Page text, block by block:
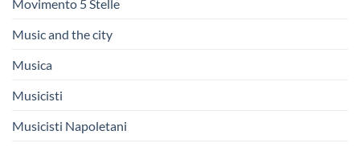
Movimento 5 Stelle
Music and the city
Musica
Musicisti
Musicisti Napoletani